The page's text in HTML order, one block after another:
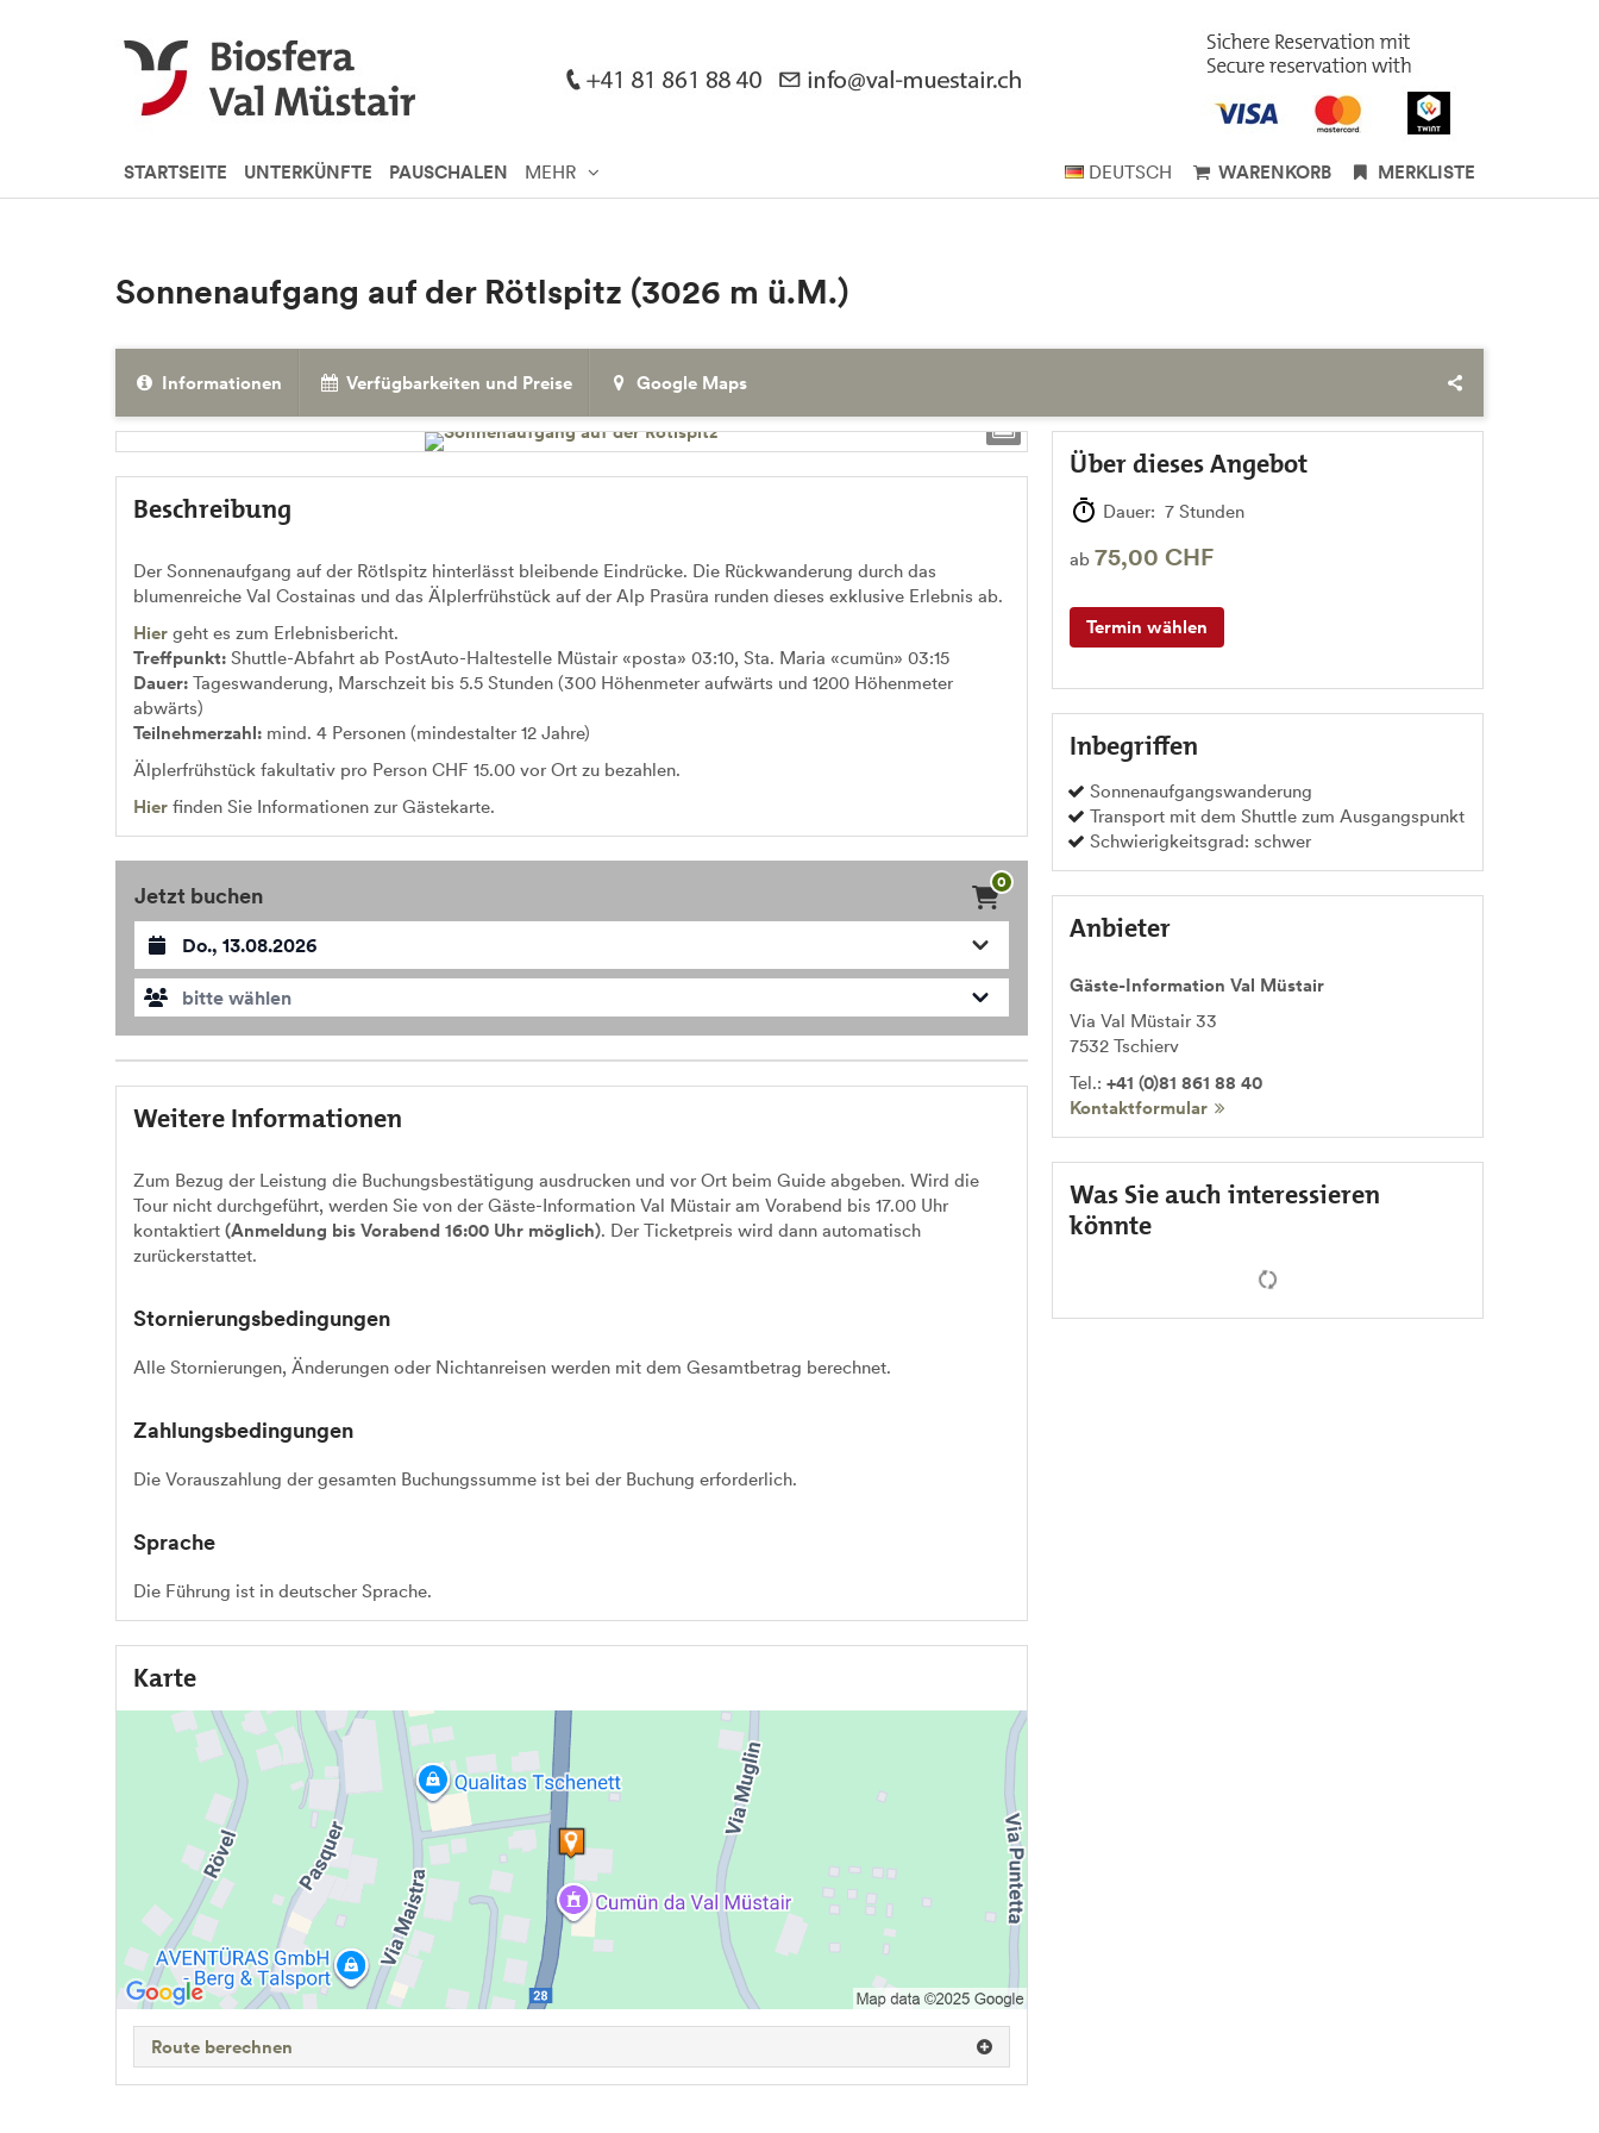
DEUTSCH WARENKORB MERKLISTE
STARTSEITE UNTERKÜNFTE PAUSCHALEN MEHR
Sonnenaufgang auf der Rötlspitz (3026 m ü.M.)
Informationen Verfügbarkeiten und Preise Google Maps
Beschreibung
Der Sonnenaufgang auf der Rötlspitz hinterlässt bleibende Eindrücke. Die Rückwanderung durch das
blumenreiche Val Costainas und das Älplerfrühstück auf der Alp Prasüra runden dieses exklusive Erlebnis ab.
Hier geht es zum Erlebnisbericht.
Treffpunkt: Shuttle-Abfahrt ab PostAuto-Haltestelle Müstair «posta» 03:10, Sta. Maria «cumün» 03:15
Dauer: Tageswanderung, Marschzeit bis 5.5 Stunden (300 Höhenmeter aufwärts und 1200 Höhenmeter
abwärts)
Teilnehmerzahl: mind. 4 Personen (mindestalter 12 Jahre)
Älplerfrühstück fakultativ pro Person CHF 15.00 vor Ort zu bezahlen.
Hier finden Sie Informationen zur Gästekarte.
Jetzt buchen
0
Datum auswählen
bitte wählen
Weitere Informationen
Zum Bezug der Leistung die Buchungsbestätigung ausdrucken und vor Ort beim Guide abgeben. Wird die
Tour nicht durchgeführt, werden Sie von der Gäste-Information Val Müstair am Vorabend bis 17.00 Uhr
kontaktiert (Anmeldung bis Vorabend 16:00 Uhr möglich). Der Ticketpreis wird dann automatisch
zurückerstattet.
Stornierungs­bedingungen
Alle Stornierungen, Änderungen oder Nichtanreisen werden mit dem Gesamtbetrag berechnet.
Zahlungs­bedingungen
Die Vorauszahlung der gesamten Buchungssumme ist bei der Buchung erforderlich.
Sprache
Die Führung ist in deutscher Sprache.
Karte
Route berechnen
Über dieses Angebot
Dauer: 7 Stunden
ab 75,00 CHF
Termin wählen
Inbegriffen
Sonnenaufgangswanderung
Transport mit dem Shuttle zum Ausgangspunkt
Schwierigkeitsgrad: schwer
Anbieter
Gäste-Information Val Müstair
Via Val Müstair 33
7532 Tschierv
Tel.: +41 (0)81 861 88 40
Kontaktformular
Was Sie auch interessieren
könnte